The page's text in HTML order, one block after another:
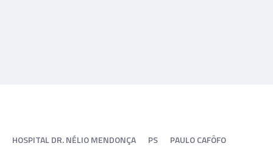
HOSPITAL DR. NÉLIO MENDONÇA PS
PAULO CAFÔFO